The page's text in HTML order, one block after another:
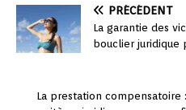
PRÉCÉDENT
La garantie des
bouclier juridique
La prestation compensatoire